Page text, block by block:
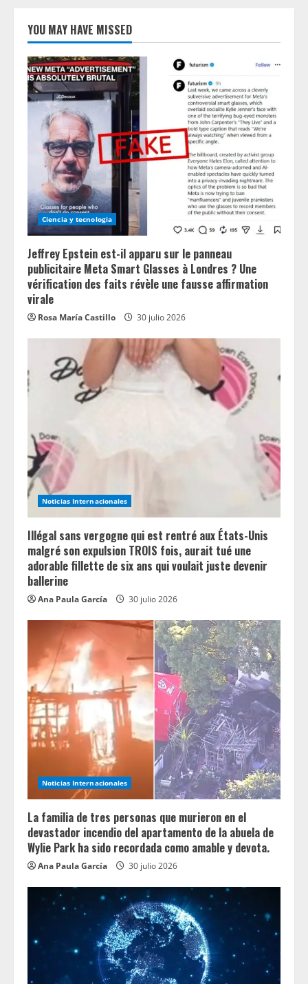
YOU MAY HAVE MISSED
Ciencia y tecnologia
Jeffrey Epstein est-il apparu sur le panneau
publicitaire Meta Smart Glasses à Londres ? Une
vérification des faits révèle une fausse affirmation
virale
Rosa María Castillo 30 julio 2026
Noticias Internacionales
Illégal sans vergogne qui est rentré aux États-Unis
malgré son expulsion TROIS fois, aurait tué une
adorable fillette de six ans qui voulait juste devenir
ballerine
Ana Paula García 30 julio 2026
Noticias Internacionales
La familia de tres personas que murieron en el
devastador incendio del apartamento de la abuela de
Wylie Park ha sido recordada como amable y devota.
Ana Paula García 30 julio 2026